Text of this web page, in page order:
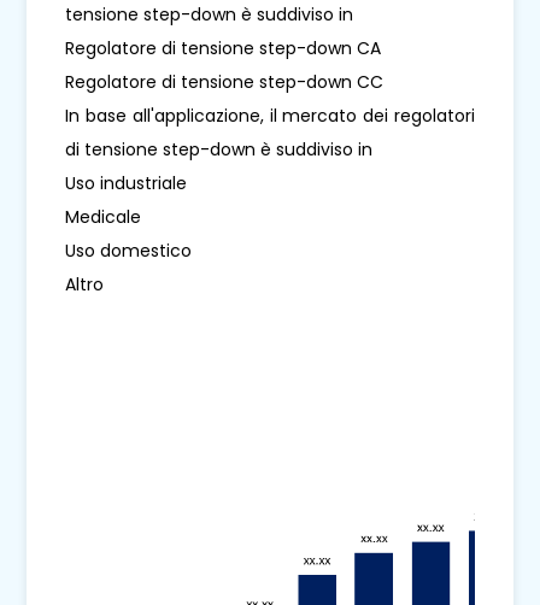
tensione step-down è suddiviso in
Regolatore di tensione step-down CA
Regolatore di tensione step-down CC
In base all'applicazione, il mercato dei regolatori
di tensione step-down è suddiviso in
Uso industriale
Medicale
Uso domestico
Altro